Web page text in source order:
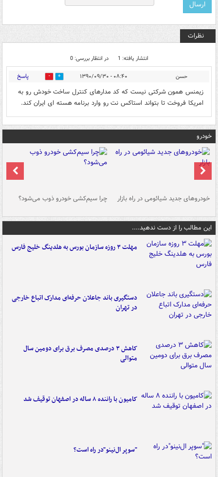
نظرات
انتشار یافته: 1 در انتظار بررسی: 0
حسن ۰۸:۴۰ - ۱۳۹۰/۰۹/۳۰ 0 پاسخ
زیمنس همون شرکتی نیست که کد مدارهای کنترل ساخت خودش رو به
امریکا فروخت تا بتواند استاکس نت رو وارد برنامه هسته ای ایران کند.
خودرو
خودروهای جدید شیائومی در راه بازار چرا سیم‌کشی خودرو ذوب می‌شود؟
این مطالب را از دست ندهید....
مهلت ۳ روزه سازمان بورس به هلدینگ خلیج فارس
دستگیری باند جاعلان حرفه‌ای مدارک اتباع خارجی
در تهران
کاهش ۳ درصدی مصرف برق برای دومین سال
متوالی
کامیون با راننده ۸ ساله در اصفهان توقیف شد
"سوپر ال‌نینو"در راه است؟